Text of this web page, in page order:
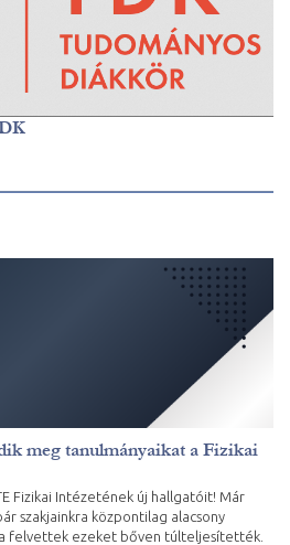
meg tanulmányaikat a Fizikai
Fizikai Intézetének új hallgatóit! Már
szakjainkra központilag alacsony
felvettek ezeket bőven túlteljesítették.